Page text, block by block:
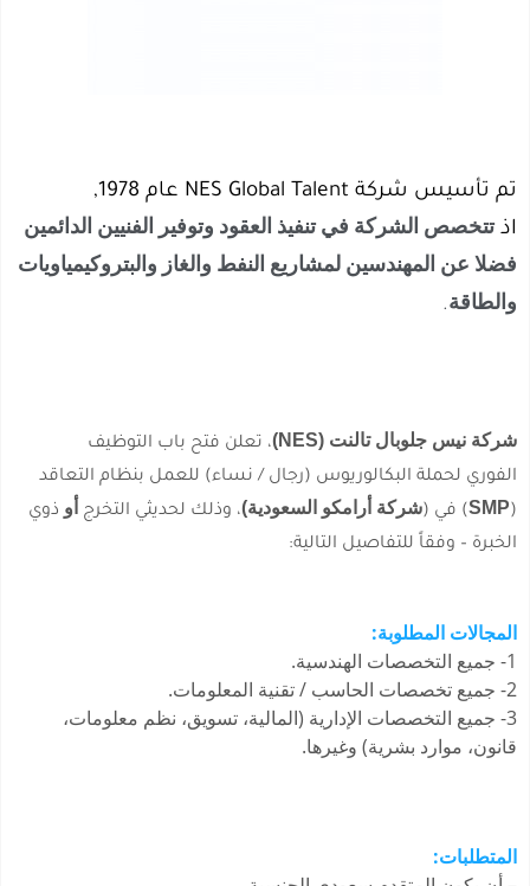
تم تأسيس شركة NES Global Talent عام 1978,
اذتتخصص الشركة في تنفيذ العقود وتوفير الفنيين الدائمين
فضلا عن المهندسين لمشاريع النفط والغاز والبتروكيمياويات
والطاقة.
شركة نيس جلوبال تالنت (NES)
، تعلن فتح باب التوظيف
الفوري لحملة البكالوريوس (رجال / نساء) للعمل بنظام التعاقد
(
SMP) في (شركة أرامكو السعودية)، وذلك لحديثي التخرج أو ذوي
الخبرة – وفقاً للتفاصيل التالية:
المجالات المطلوبة:
1- جميع التخصصات الهندسية.
2- جميع تخصصات الحاسب / تقنية المعلومات.
3- جميع التخصصات الإدارية (المالية، تسويق، نظم معلومات،
قانون، موارد بشرية) وغيرها.
المتطلبات: